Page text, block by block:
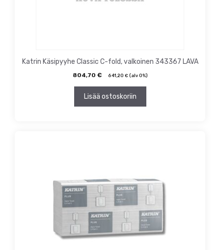
Katrin Käsipyyhe Classic C-fold, valkoinen 343367 LAVA
804,70 € 641,20 €(alv 0%)
Lisää ostoskoriin